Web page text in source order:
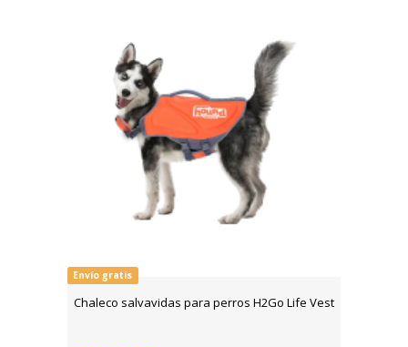
Envío gratis
Chaleco salvavidas para perros H2Go Life Vest